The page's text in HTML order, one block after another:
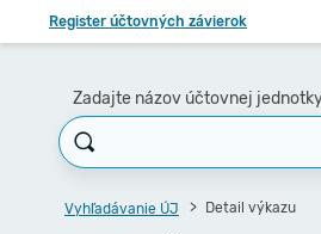
Register účtovných závierok
Zadajte názov účtovnej
Vyhľadávanie ÚJ Detail výkazu